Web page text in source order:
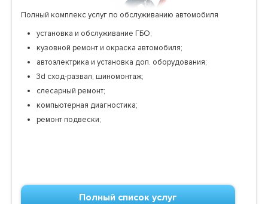
Полный комплекс услуг по обслуживанию автомобиля
установка и обслуживание ГБО;
кузовной ремонт и окраска автомобиля;
автоэлектрика и установка доп. оборудования;
3d сход-развал, шиномонтаж;
слесарный ремонт;
компьютерная диагностика;
ремонт подвески;
Полный список услуг